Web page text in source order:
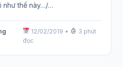
như thế này…/…
12/02/2019 •
3 phút
đọc